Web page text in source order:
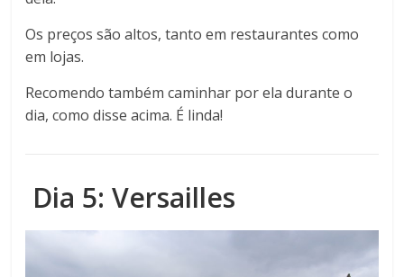
Os preços são altos, tanto em restaurantes como
em lojas.
Recomendo também caminhar por ela durante o
dia, como disse acima. É linda!
Dia 5: Versailles